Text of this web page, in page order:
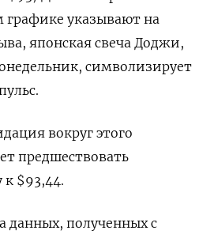
графике указывают на
японская свеча Доджи,
символизирует
вокруг этого
предшествовать
к $93,44.
данных, полученных с